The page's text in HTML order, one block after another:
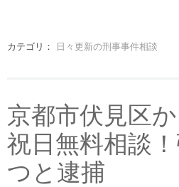
カテゴリ： 日々更新の刑事事件相談
京都市伏見区
祝日無料相談
つと逮捕